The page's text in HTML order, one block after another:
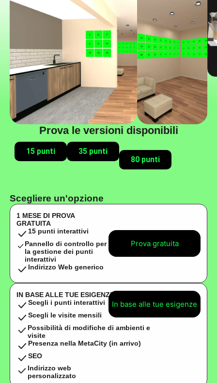
Prova le versioni disponibili
15 punti
35 punti
80 punti
Scegliere un'opzione
1 MESE DI PROVA
GRATUITA
15 punti interattivi
Pannello di controllo per
la gestione dei punti
interattivi
Indirizzo Web generico
Prova gratuita
IN BASE ALLE TUE ESIGENZE
Scegli i punti interattivi
Scegli le visite mensili
Possibilità di modifiche di ambienti e
visite
Presenza nella MetaCity (in arrivo)
SEO
Indirizzo web
personalizzato
In base alle tue esigenze